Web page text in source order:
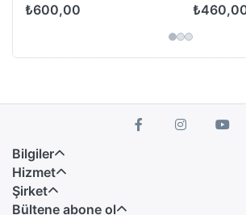
₺600,00
Bilgiler
Hizmet
Şirket
Bültene abone ol